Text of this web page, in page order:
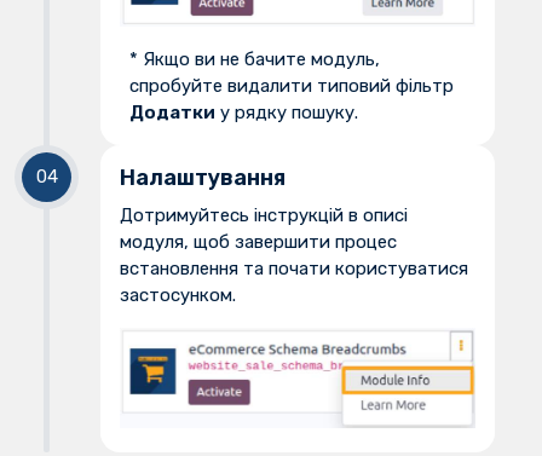
* Якщо ви не бачите модуль,
спробуйте видалити типовий фільтр
Додатки у рядку пошуку.
Налаштування
Дотримуйтесь інструкцій в описі
модуля, щоб завершити процес
встановлення та почати користуватися
застосунком.